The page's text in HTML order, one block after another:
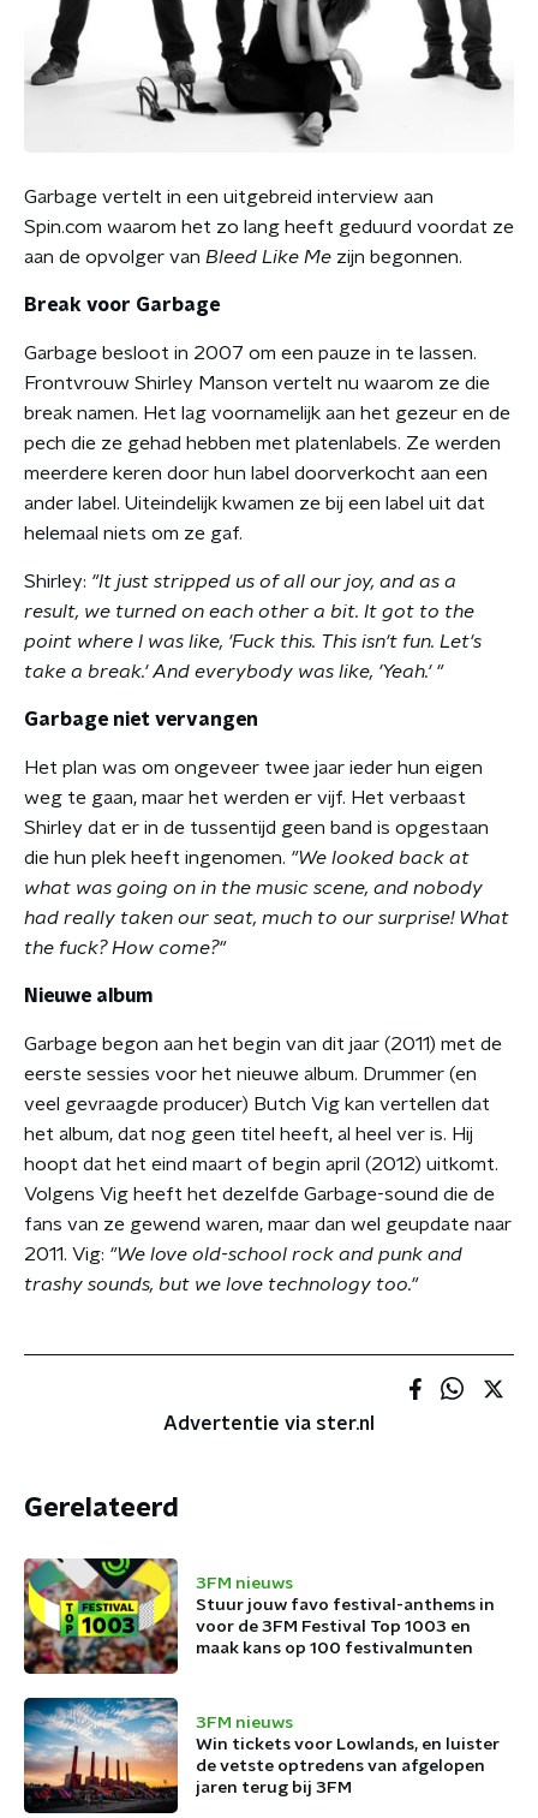
Garbage vertelt in een uitgebreid interview aan
Spin.com waarom het zo lang heeft geduurd voordat ze
aan de opvolger van Bleed Like Me zijn begonnen.
Break voor Garbage
Garbage besloot in 2007 om een pauze in te lassen.
Frontvrouw Shirley Manson vertelt nu waarom ze die
break namen. Het lag voornamelijk aan het gezeur en de
pech die ze gehad hebben met platenlabels. Ze werden
meerdere keren door hun label doorverkocht aan een
ander label. Uiteindelijk kwamen ze bij een label uit dat
helemaal niets om ze gaf.
Shirley: "It just stripped us of all our joy, and as a
result, we turned on each other a bit. It got to the
point where I was like, 'Fuck this. This isn't fun. Let's
take a break.' And everybody was like, 'Yeah.' "
Garbage niet vervangen
Het plan was om ongeveer twee jaar ieder hun eigen
weg te gaan, maar het werden er vijf. Het verbaast
Shirley dat er in de tussentijd geen band is opgestaan
die hun plek heeft ingenomen. "We looked back at
what was going on in the music scene, and nobody
had really taken our seat, much to our surprise! What
the fuck? How come?"
Nieuwe album
Garbage begon aan het begin van dit jaar (2011) met de
eerste sessies voor het nieuwe album. Drummer (en
veel gevraagde producer) Butch Vig kan vertellen dat
het album, dat nog geen titel heeft, al heel ver is. Hij
hoopt dat het eind maart of begin april (2012) uitkomt.
Volgens Vig heeft het dezelfde Garbage-sound die de
fans van ze gewend waren, maar dan wel geupdate naar
2011. Vig: "We love old-school rock and punk and
trashy sounds, but we love technology too."
Advertentie via ster.nl
Gerelateerd
3FM nieuws
Stuur jouw favo festival-anthems in
voor de 3FM Festival Top 1003 en
maak kans op 100 festivalmunten
3FM nieuws
Win tickets voor Lowlands, en luister
de vetste optredens van afgelopen
jaren terug bij 3FM